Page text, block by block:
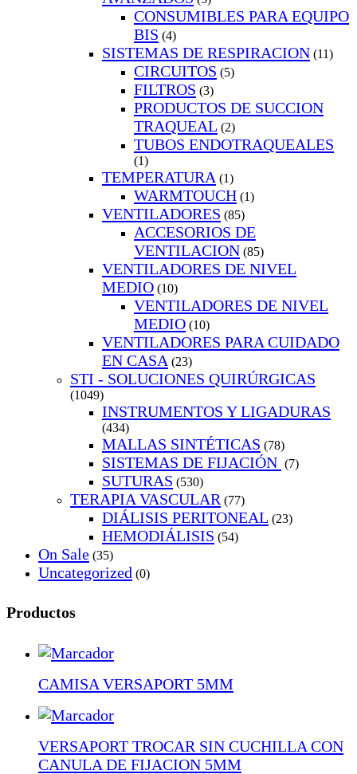
CONSUMIBLES PARA EQUIPO
BIS (4)
SISTEMAS DE RESPIRACION (11)
CIRCUITOS (5)
FILTROS (3)
PRODUCTOS DE SUCCION
TRAQUEAL (2)
TUBOS ENDOTRAQUEALES
(1)
TEMPERATURA (1)
WARMTOUCH (1)
VENTILADORES (85)
ACCESORIOS DE
VENTILACION (85)
VENTILADORES DE NIVEL
MEDIO (10)
VENTILADORES DE NIVEL
MEDIO (10)
VENTILADORES PARA CUIDADO
EN CASA (23)
STI - SOLUCIONES QUIRÚRGICAS
(1049)
INSTRUMENTOS Y LIGADURAS
(434)
MALLAS SINTÉTICAS (78)
SISTEMAS DE FIJACIÓN (7)
SUTURAS (530)
TERAPIA VASCULAR (77)
DIÁLISIS PERITONEAL (23)
HEMODIÁLISIS (54)
On Sale (35)
Uncategorized (0)
Productos
CAMISA VERSAPORT 5MM
VERSAPORT TROCAR SIN CUCHILLA CON
CANULA DE FIJACION 5MM